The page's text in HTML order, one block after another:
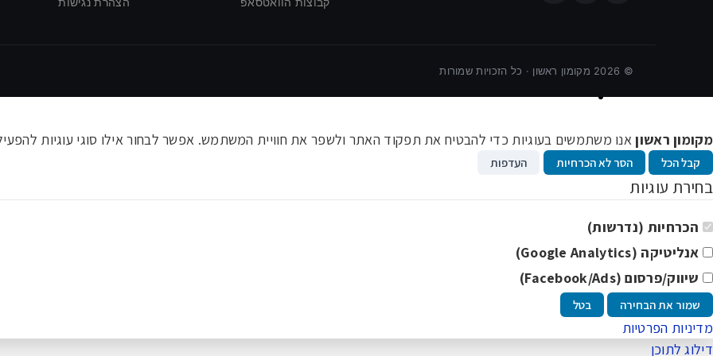
קבוצות וואטסאפ
©
2026 מקומון ראשון · כל הזכויות שמורות
מקומון ראשוןאנו משתמשים בעוגיות כדי להבטיח את תפקוד האתר ולשפר את חוויית המשתמש. אפשר לבחור אילו סוגי עוגיות
קבל הכל הסר לא הכרחיות העדפות
בחירת עוגיות
הכרחיות (נדרשות)
אנליטיקה (Google Analytics)
שיווק/פרסום (Facebook/Ads)
שמור את הבחירה בטל
מדיניות הפרטיות
דילוג לתוכן